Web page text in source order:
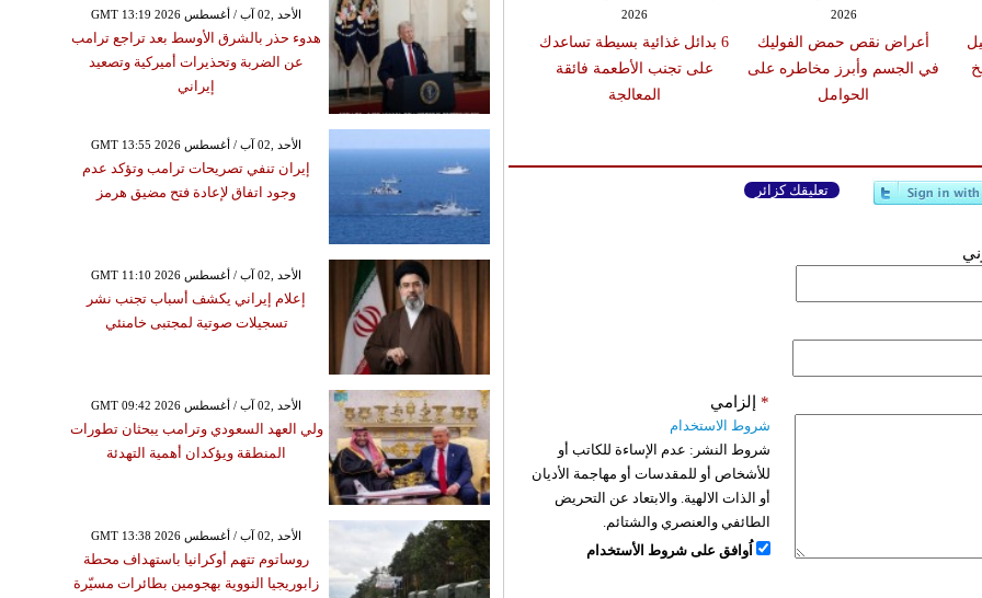
2026
6 بدائل غذائية بسيطة تساعدك
على تجنب الأطعمة فائقة
المعالجة
2026
أعراض نقص حمض الفوليك
في الجسم وأبرز مخاطره على
الحوامل
تعليقك كزائر
إلزامي *
شروط الاستخدام
شروط النشر: عدم الإساءة للكاتب أو
للأشخاص أو للمقدسات أو مهاجمة الأديان
أو الذات الالهية. والابتعاد عن التحريض
الطائفي والعنصري والشتائم.
اُوافق على شروط الأستخدام
GMT 13:19 2026 الأحد ,02 آب / أغسطس
هدوء حذر بالشرق الأوسط بعد تراجع ترامب
عن الضربة وتحذيرات أميركية وتصعيد
إيراني
GMT 13:55 2026 الأحد ,02 آب / أغسطس
إيران تنفي تصريحات ترامب وتؤكد عدم
وجود اتفاق لإعادة فتح مضيق هرمز
GMT 11:10 2026 الأحد ,02 آب / أغسطس
إعلام إيراني يكشف أسباب تجنب نشر
تسجيلات صوتية لمجتبى خامنئي
GMT 09:42 2026 الأحد ,02 آب / أغسطس
ولي العهد السعودي وترامب يبحثان تطورات
المنطقة ويؤكدان أهمية التهدئة
GMT 13:38 2026 الأحد ,02 آب / أغسطس
روساتوم تتهم أوكرانيا باستهداف محطة
زابوريجيا النووية بهجومين بطائرات مسيّرة